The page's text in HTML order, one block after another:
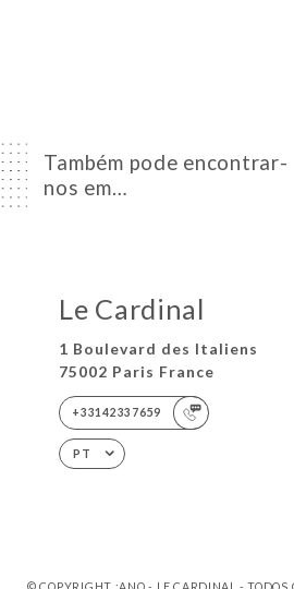
Também pode encontrar-
nos em…
Le Cardinal
1 Boulevard des Italiens
75002 Paris France
+33142337659
PT